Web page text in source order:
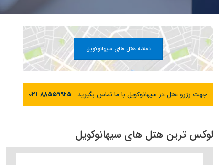
نقشه هتل های سیهانوکویل
جهت رزرو هتل در سیهانوکویل با ما تماس بگیرید : ۰۲۱-۸۸۵۵۹۹۲۵
لوکس ترین هتل های سیهانوکویل